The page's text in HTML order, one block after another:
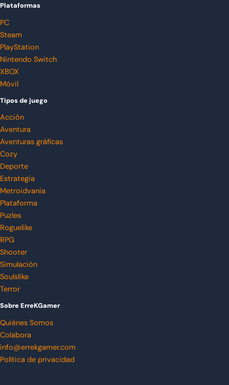
Plataformas
PC
Steam
PlayStation
Nintendo Switch
XBOX
Móvil
Tipos de juego
Acción
Aventura
Aventuras gráficas
Cozy
Deporte
Estrategia
Metroidvania
Plataforma
Puzles
Roguelike
RPG
Shooter
Simulación
Soulslike
Terror
Sobre ErreKGamer
Quiénes Somos
Colabora
info@errekgamer.com
Política de privacidad